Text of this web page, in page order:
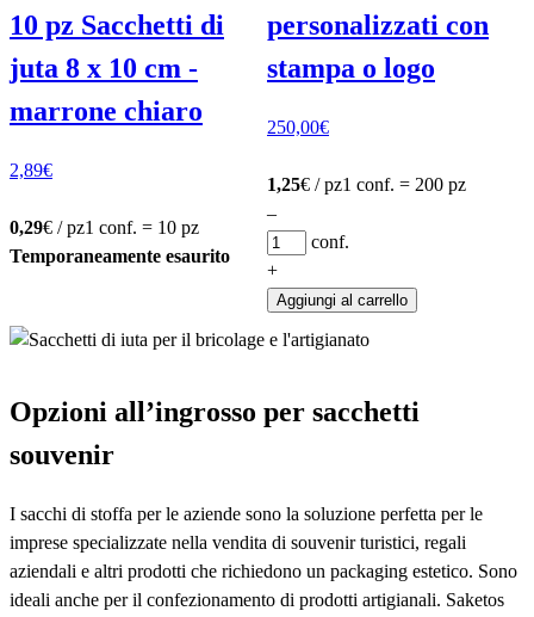
10 pz Sacchetti di
juta 8 x 10 cm -
marrone chiaro
2,89€
0,29€ / pz1 conf. = 10 pz
Temporaneamente esaurito
personalizzati con
stampa o logo
250,00€
1,25€ / pz1 conf. = 200 pz
–
conf.
+
Aggiungi al carrello
Opzioni all’ingrosso per sacchetti
souvenir
I sacchi di stoffa per le aziende sono la soluzione perfetta per le
imprese specializzate nella vendita di souvenir turistici, regali
aziendali e altri prodotti che richiedono un packaging estetico. Sono
ideali anche per il confezionamento di prodotti artigianali. Saketos